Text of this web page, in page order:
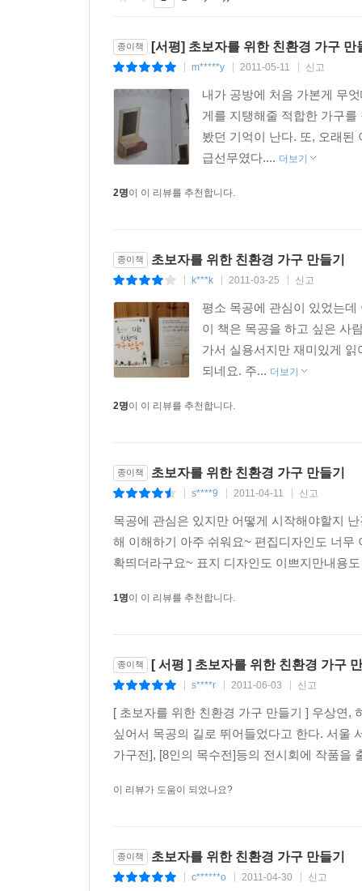
종이책 [서평] 초보자를 위한 친환경 가구 만
m*****y 2011-05-11 신고
내가 공방에 처음 가본게 무
게를 지탱해줄 적합한 가구
봤던 기억이 난다. 또, 오래된
급선무였다.... 더보기
2명이 이 리뷰를 추천합니다.
종이책 초보자를 위한 친환경 가구 만들기
k***k 2011-03-25 신고
평소 목공에 관심이 있었는
이 책은 목공을 하고 싶은 사
가서 실용서지만 재미있게
되네요. 주... 더보기
2명이 이 리뷰를 추천합니다.
종이책 초보자를 위한 친환경 가구 만들기
s****9 2011-04-11 신고
목공에 관심은 있지만 어떻게 시작해야할지
해 이해하기 아주 쉬워요~ 편집디자인도 너
확띄더라구요~ 표지 디자인도 이쁘지만내용
1명이 이 리뷰를 추천합니다.
종이책 [ 서평 ] 초보자를 위한 친환경 가구
s****r 2011-06-03 신고
[ 초보자를 위한 친환경 가구 만들기 ] 우상연,
싶어서 목공의 길로 뛰어들었다고 한다. 서울
가구전], [8인의 목수전]등의 전시회에 작품을
이 리뷰가 도움이 되었나요?
종이책 초보자를 위한 친환경 가구 만들기
c******o 2011-04-30 신고